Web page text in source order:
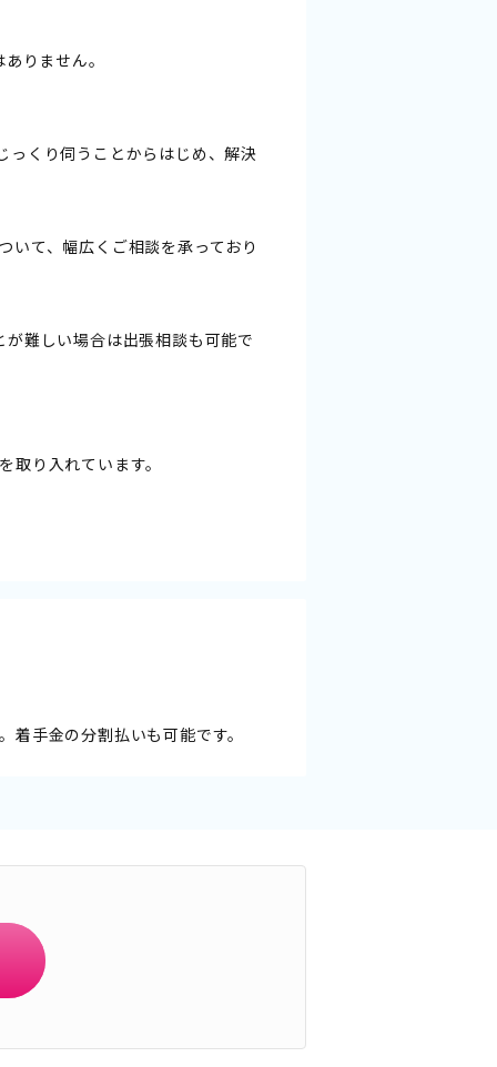
りません。
っくり伺うことからはじめ、解決
いて、幅広くご相談を承っており
難しい場合は出張相談も可能で
り入れています。
手金の分割払いも可能です。